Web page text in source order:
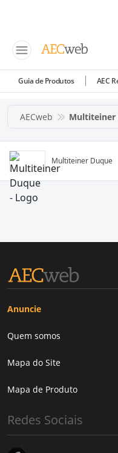
Guia de Produtos AEC
AECweb Multiteiner
Multiteiner Duque
Anuncie
Quem somos
Mapa do Site
Mapa de Produto
Redes Sociais